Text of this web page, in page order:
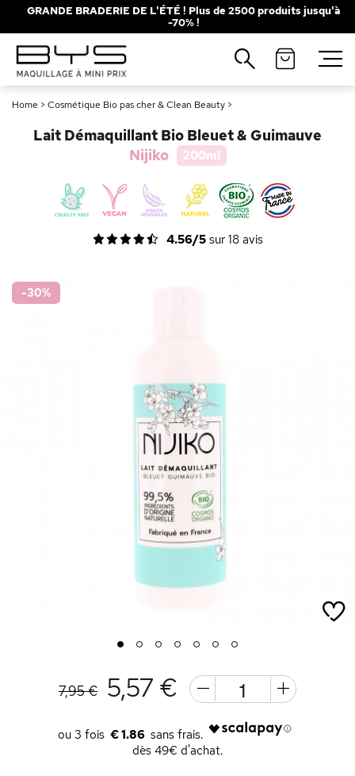
GRANDE BRADERIE DE L'ÉTÉ ! Plus de 2500 produits jusqu'à
-70% !
Home > Cosmétique Bio pas cher & Clean Beauty >
Lait Démaquillant Bio Bleuet & Guimauve
Nijiko
200ml
4.56/5sur 18avis
-30%
1 2 3 4 5 6 7
7,95 € 5,57 €
€ 1.86
dès 49€ d'achat.
Fermer
Recherches populaires
Mascara
Solaire
Rouge à Lèvres